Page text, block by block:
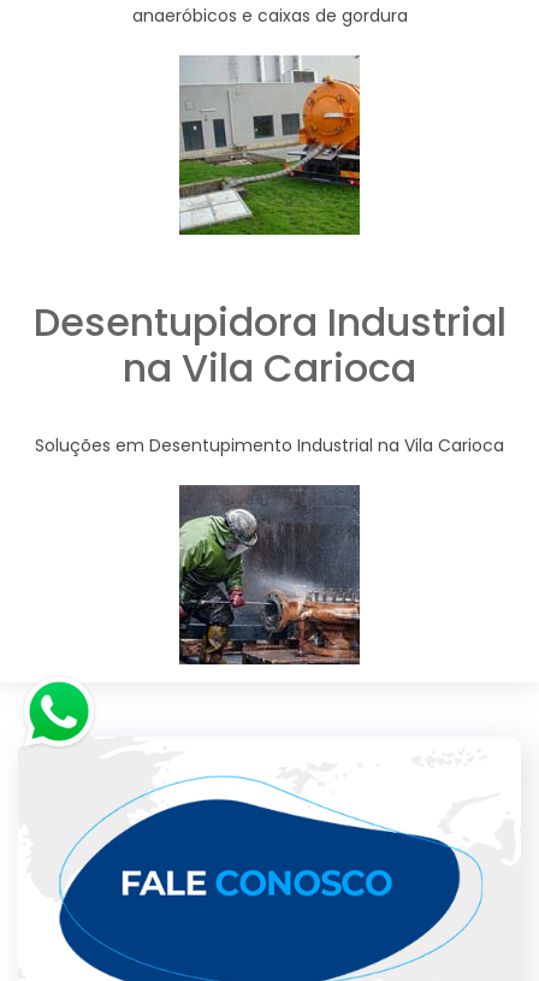
anaeróbicos e caixas de gordura
Desentupidora Industrial
na Vila Carioca
Soluções em Desentupimento Industrial na Vila Carioca